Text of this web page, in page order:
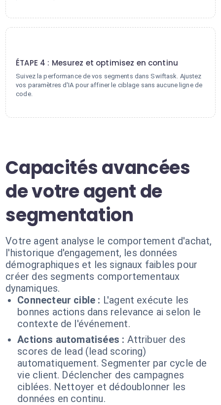
ÉTAPE 4 : Mesurez et optimisez en continu
Suivez la performance de vos segments dans Swiftask. Ajustez
vos paramètres d'IA pour affiner le ciblage sans aucune ligne de
code.
Capacités avancées
de votre agent de
segmentation
Votre agent analyse le comportement d'achat,
l'historique d'engagement, les données
démographiques et les signaux faibles pour
créer des segments comportementaux
dynamiques.
Connecteur cible : L'agent exécute les
bonnes actions dans relevance ai selon le
contexte de l'événement.
Actions automatisées : Attribuer des
scores de lead (lead scoring)
automatiquement. Segmenter par cycle de
vie client. Déclencher des campagnes
ciblées. Nettoyer et dédoublonner les
données en continu.